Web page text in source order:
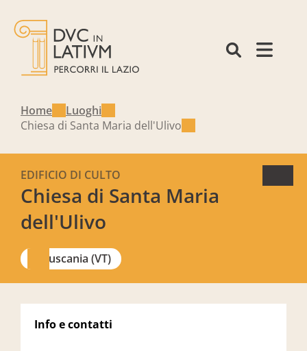
Home
Luoghi
Chiesa di Santa Maria dell'Ulivo
Chiesa di Santa Maria
dell'Ulivo
EDIFICIO DI CULTO
Tuscania (VT)
Info e contatti